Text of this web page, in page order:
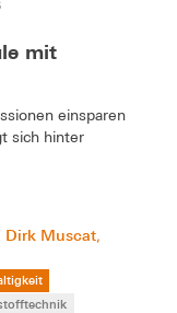
mit
einsparen
sich hinter
Dirk Muscat,